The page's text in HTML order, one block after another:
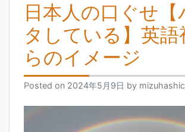
日本人の口ぐせ【
タしている】英語
らのイメージ
Posted on 2024年5月9日 by